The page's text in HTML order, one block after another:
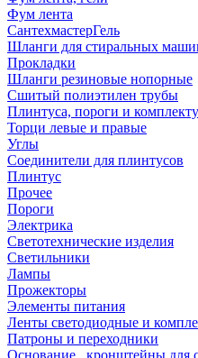
Фум лента
СантехмастерГель
Шланги для стиральных
Прокладки
Шланги резиновые нопорные
Сшитый полиэтилен трубы
Плинтуса, пороги и
Торци левые и правые
Углы
Соединители для плинтусов
Плинтус
Прочее
Пороги
Электрика
Светотехнические изделия
Светильники
Лампы
Прожекторы
Элементы питания
Ленты светодиодные и
Патроны и переходники
Основание , кронштейны для